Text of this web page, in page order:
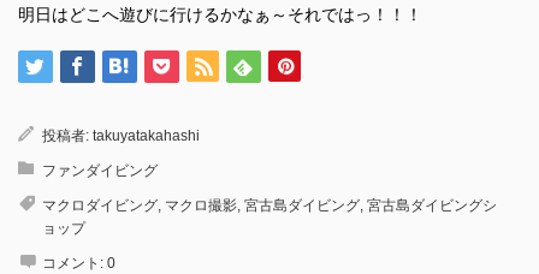
明日はどこへ遊びに行けるかなぁ～それではっ！！！
投稿者: takuyatakahashi
ファンダイビング
マクロダイビング, マクロ撮影, 宮古島ダイビング, 宮古島ダイビングシ
ョップ
コメント: 0